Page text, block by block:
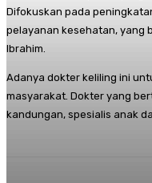
Difokuskan pada
pelayanan kesehatan, yang
Ibrahim.
Adanya dokter keliling ini
masyarakat. Dokter yang
kandungan, spesialis anak